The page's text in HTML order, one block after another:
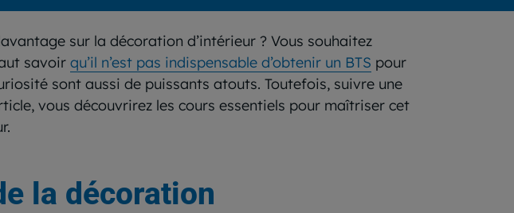
sur la décoration d’intérieur ? Vous souhaitez
savoir qu’il n’est pas indispensable d’obtenir un BTS pour
sont aussi de puissants atouts. Toutefois, suivre une
vous découvrirez les cours essentiels pour maîtriser cet
la décoration